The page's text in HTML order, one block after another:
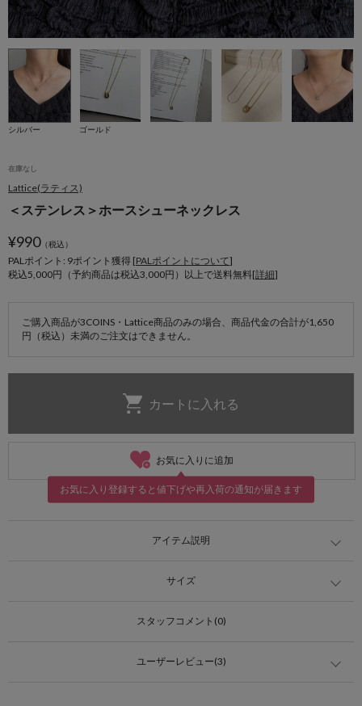
シルバー ゴールド
在庫なし
Lattice(ラティス)
＜ステンレス＞ホースシューネックレス
¥990（税込）
PALポイント: 9ポイント獲得 [PALポイントについて]
税込5,000円（予約商品は税込3,000円）以上で送料無料[詳細]
ご購入商品が3COINS・Lattice商品のみの場合、商品代金の合計が1,650
円（税込）未満のご注文はできません。
お気に入りに追加
お気に入り登録すると値下げや再入荷の通知が届きます
アイテム説明
サイズ
スタッフコメント(0)
ユーザーレビュー(3)